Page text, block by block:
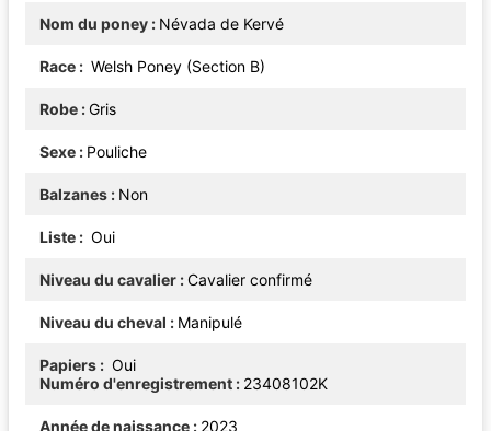
Nom du poney Névada de Kervé
Race Welsh Poney (Section B)
Robe Gris
Sexe Pouliche
Balzanes Non
Liste Oui
Niveau du cavalier Cavalier confirmé
Niveau du cheval Manipulé
Papiers
Oui
Numéro d'enregistrement
23408102K
Année de naissance 2023